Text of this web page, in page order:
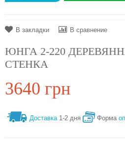
В закладки В сравнение
ЮНГА 2-220
СТЕНКА
3640 грн
Доставка1-2 дня Форма